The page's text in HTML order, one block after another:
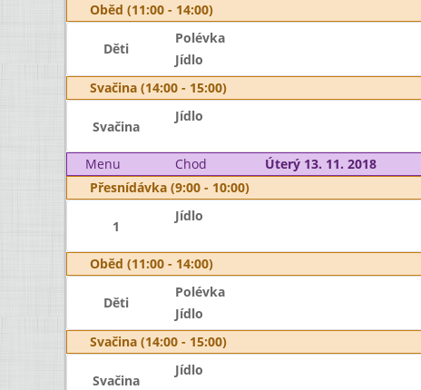
Oběd (11:00 - 14:00)
Děti
Polévka
Jídlo
Svačina (14:00 - 15:00)
Svačina
Jídlo
Menu Chod Úterý 13. 11. 2018
Přesnídávka (9:00 - 10:00)
1
Jídlo
Oběd (11:00 - 14:00)
Děti
Polévka
Jídlo
Svačina (14:00 - 15:00)
Svačina
Jídlo